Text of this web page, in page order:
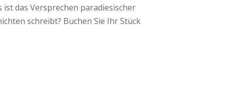
ist das Versprechen paradiesischer
schreibt? Buchen Sie Ihr Stück